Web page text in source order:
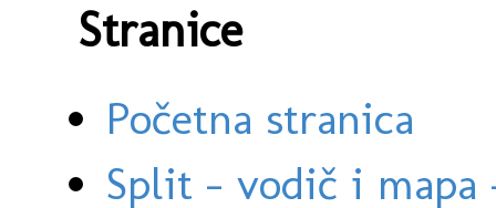
Stranice
Početna stranica
Split - vodič i